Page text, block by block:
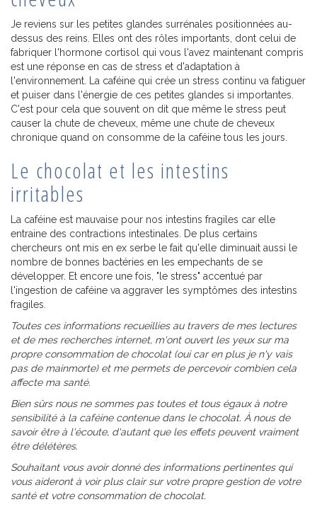
Je reviens sur les petites glandes surrénales positionnées au-
dessus des reins. Elles ont des rôles importants, dont celui de
fabriquer l'hormone cortisol qui vous l'avez maintenant compris
est une réponse en cas de stress et d'adaptation à
l'environnement. La caféine qui crée un stress continu va fatiguer
et puiser dans l'énergie de ces petites glandes si importantes.
C'est pour cela que souvent on dit que même le stress peut
causer la chute de cheveux, même une chute de cheveux
chronique quand on consomme de la caféine tous les jours.
Le chocolat et les intestins
irritables
La caféine est mauvaise pour nos intestins fragiles car elle
entraine des contractions intestinales. De plus certains
chercheurs ont mis en ex serbe le fait qu'elle diminuait aussi le
nombre de bonnes bactéries en les empechants de se
développer. Et encore une fois, "le stress" accentué par
l'ingestion de caféine va aggraver les symptômes des intestins
fragiles.
Toutes ces informations recueillies au travers de mes lectures
et de mes recherches internet, m'ont ouvert les yeux sur ma
propre consommation de chocolat (oui car en plus je n'y vais
pas de mainmorte) et me permets de percevoir combien cela
affecte ma santé.
Bien sûrs nous ne sommes pas toutes et tous égaux à notre
sensibilité à la caféine contenue dans le chocolat. À nous de
savoir être à l'écoute, d'autant que les effets peuvent vraiment
être délétères.
Souhaitant vous avoir donné des informations pertinentes qui
vous aideront à voir plus clair sur votre propre gestion de votre
santé et votre consommation de chocolat.